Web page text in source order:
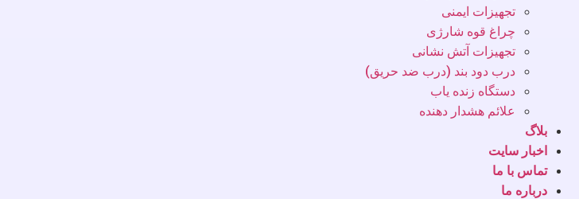
تجهیزات ایمنی
چراغ قوه شارژی
تجهیزات آتش نشانی
درب دود بند (درب ضد حریق)
دستگاه زنده یاب
علائم هشدار دهنده
بلاگ
اخبار سایت
تماس با ما
درباره ما